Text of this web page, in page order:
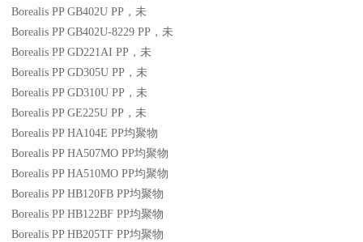
Borealis PP GB402U PP ，未
Borealis PP GB402U-8229 PP ，未
Borealis PP GD221AI PP ，未
Borealis PP GD305U PP ，未
Borealis PP GD310U PP ，未
Borealis PP GE225U PP ，未
Borealis PP HA104E PP均聚物
Borealis PP HA507MO PP均聚物
Borealis PP HA510MO PP均聚物
Borealis PP HB120FB PP均聚物
Borealis PP HB122BF PP均聚物
Borealis PP HB205TF PP均聚物